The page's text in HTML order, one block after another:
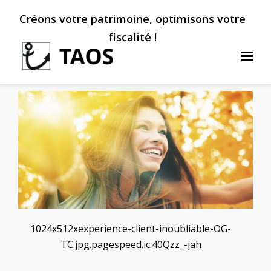
Créons votre patrimoine, optimisons votre
fiscalité !
1024x512xexperience-client-inoubliable-OG-
TC.jpg.pagespeed.ic.40Qzz_-jah